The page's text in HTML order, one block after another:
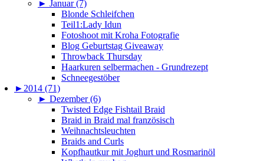
► Januar (7)
Blonde Schleifchen
Teil1:Lady Idun
Fotoshoot mit Kroha Fotografie
Blog Geburtstag Giveaway
Throwback Thursday
Haarkuren selbermachen - Grundrezept
Schneegestöber
► 2014 (71)
► Dezember (6)
Twisted Edge Fishtail Braid
Braid in Braid mal französisch
Weihnachtsleuchten
Braids and Curls
Kopfhautkur mit Joghurt und Rosmarinöl